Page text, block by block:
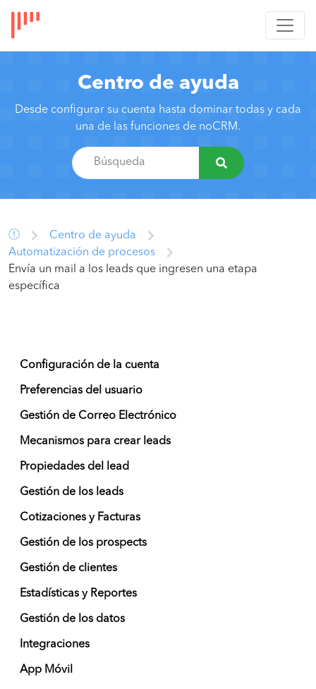
Centro de ayuda
Desde configurar su cuenta hasta dominar todas y cada
una de las funciones de noCRM.
Centro de ayuda
Automatización de procesos
Envía un mail a los leads que ingresen una etapa
específica
Configuración de la cuenta
Preferencias del usuario
Gestión de Correo Electrónico
Mecanismos para crear leads
Propiedades del lead
Gestión de los leads
Cotizaciones y Facturas
Gestión de los prospects
Gestión de clientes
Estadísticas y Reportes
Gestión de los datos
Integraciones
App Móvil